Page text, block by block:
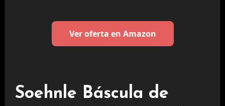
Ver oferta en Amazon
Soehnle Báscula de